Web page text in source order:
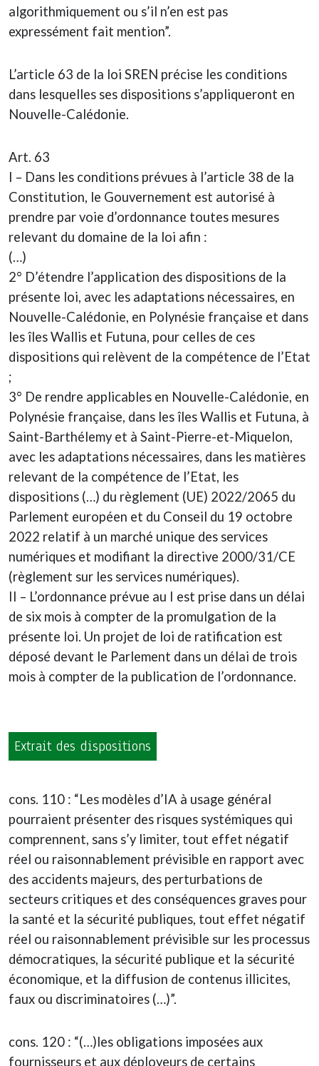
algorithmiquement ou s’il n’en est pas
expressément fait mention”.
L’article 63 de la loi SREN précise les conditions
dans lesquelles ses dispositions s’appliqueront en
Nouvelle-Calédonie.
Art. 63
I – Dans les conditions prévues à l’article 38 de la
Constitution, le Gouvernement est autorisé à
prendre par voie d’ordonnance toutes mesures
relevant du domaine de la loi afin :
(…)
2° D’étendre l’application des dispositions de la
présente loi, avec les adaptations nécessaires, en
Nouvelle-Calédonie, en Polynésie française et dans
les îles Wallis et Futuna, pour celles de ces
dispositions qui relèvent de la compétence de l’Etat
;
3° De rendre applicables en Nouvelle-Calédonie, en
Polynésie française, dans les îles Wallis et Futuna, à
Saint-Barthélemy et à Saint-Pierre-et-Miquelon,
avec les adaptations nécessaires, dans les matières
relevant de la compétence de l’Etat, les
dispositions (…) du règlement (UE) 2022/2065 du
Parlement européen et du Conseil du 19 octobre
2022 relatif à un marché unique des services
numériques et modifiant la directive 2000/31/CE
(règlement sur les services numériques).
II – L’ordonnance prévue au I est prise dans un délai
de six mois à compter de la promulgation de la
présente loi. Un projet de loi de ratification est
déposé devant le Parlement dans un délai de trois
mois à compter de la publication de l’ordonnance.
Extrait des dispositions
cons. 110 : “Les modèles d’IA à usage général
pourraient présenter des risques systémiques qui
comprennent, sans s’y limiter, tout effet négatif
réel ou raisonnablement prévisible en rapport avec
des accidents majeurs, des perturbations de
secteurs critiques et des conséquences graves pour
la santé et la sécurité publiques, tout effet négatif
réel ou raisonnablement prévisible sur les processus
démocratiques, la sécurité publique et la sécurité
économique, et la diffusion de contenus illicites,
faux ou discriminatoires (…)”.
cons. 120 : “(…)les obligations imposées aux
fournisseurs et aux déployeurs de certains